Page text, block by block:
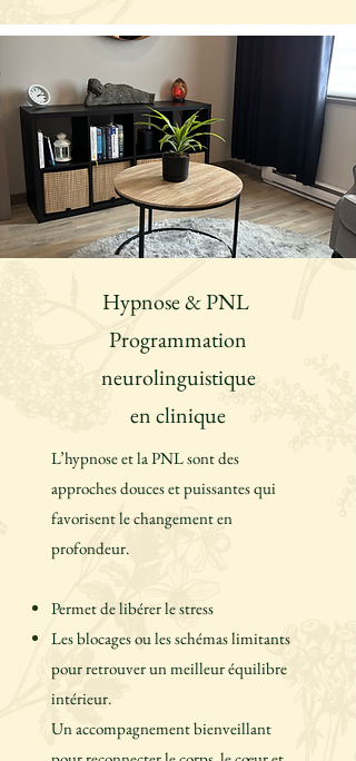
Hypnose & PNL
Programmation
neurolinguistique
en clinique
L’hypnose et la PNL sont des
approches douces et puissantes qui
favorisent le changement en
profondeur.
Permet de libérer le stress
Les blocages ou les schémas limitants
pour retrouver un meilleur équilibre
intérieur.
Un accompagnement bienveillant